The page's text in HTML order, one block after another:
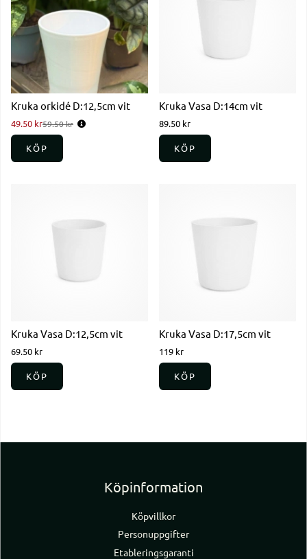
Kruka orkidé D:12,5cm vit
49.50 kr
Ordinarie pris:
59.50 kr
KÖP
Kruka Vasa D:14cm vit
89.50 kr
KÖP
Kruka Vasa D:12,5cm vit
69.50 kr
KÖP
Kruka Vasa D:17,5cm vit
119 kr
KÖP
Köpinformation
Köpvillkor
Personuppgifter
Etableringsgaranti